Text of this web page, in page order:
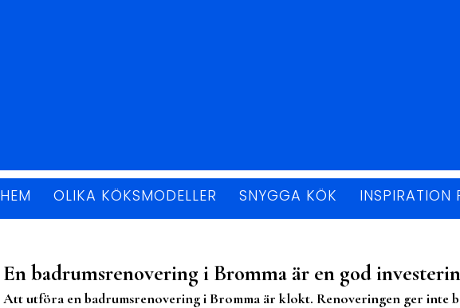
HEM OLIKA KÖKSMODELLER SNYGGA KÖK INSPIRATION
En badrumsrenovering i Bromma är en god
Att utföra en badrumsrenovering i Bromma är klokt. Renoveringen ger inte